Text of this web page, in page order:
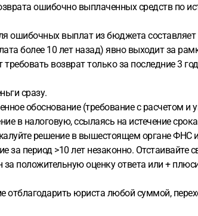
ошибочно выплаченных средств по
ошибочных выплат из бюджета составляет
более 10 лет назад) явно выходит за
возврат только за последние 3
сразу.
обоснование (требование с расчетом и
в налоговую, ссылаясь на истечение
решение в вышестоящем органе ФНС
за период >10 лет незаконно. Отстаивайте
за положительную оценку ответа или +
отблагодарить юриста любой суммой,